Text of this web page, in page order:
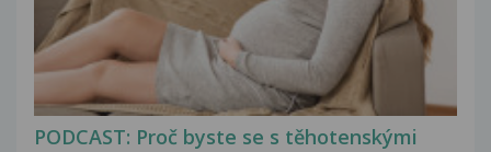
PODCAST: Proč byste se s těhotenskými